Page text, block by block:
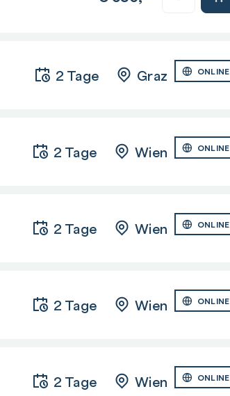
2 Tage Graz ONLINE
2 Tage Wien ONLINE
2 Tage Wien ONLINE
2 Tage Wien ONLINE
2 Tage Wien ONLINE